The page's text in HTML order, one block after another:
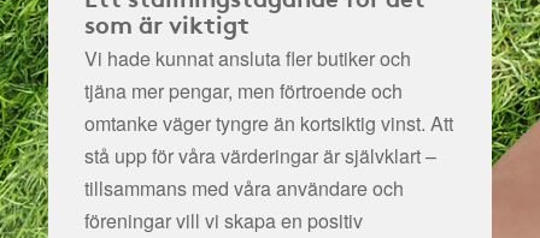
som är viktigt
Vi hade kunnat ansluta fler butiker och
tjäna mer pengar, men förtroende och
omtanke väger tyngre än kortsiktig vinst. Att
stå upp för våra värderingar är självklart –
tillsammans med våra användare och
föreningar vill vi skapa en positiv